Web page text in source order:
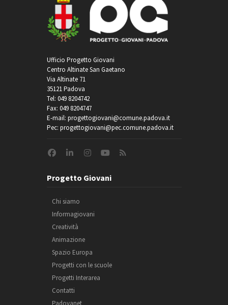
Ufficio Progetto Giovani
Centro Altinate San Gaetano
Via Altinate 71
35121 Padova
Tel: 049 8204742
Fax: 049 8204747
E-mail: progettogiovani@comune.padova.it
Pec: progettogiovani@pec.comune.padova.it
Progetto Giovani
Chi siamo
Informagiovani
Creatività
Animazione
Spazio Europa
Progetti con le scuole
Progetti Interarea
Contatti